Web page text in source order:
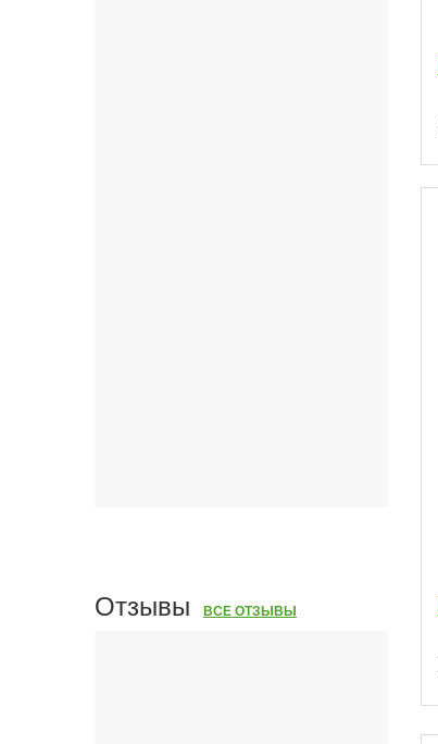
Отзывы ВСЕ ОТЗЫВЫ